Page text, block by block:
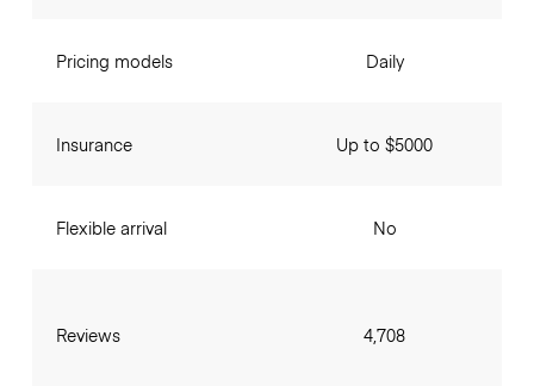
Pricing models
Insurance
Flexible arrival
Reviews
Daily
Up to $5000
No
4,708